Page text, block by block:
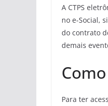
A CTPS
no e-Social,
do contrato
demais
Para ter